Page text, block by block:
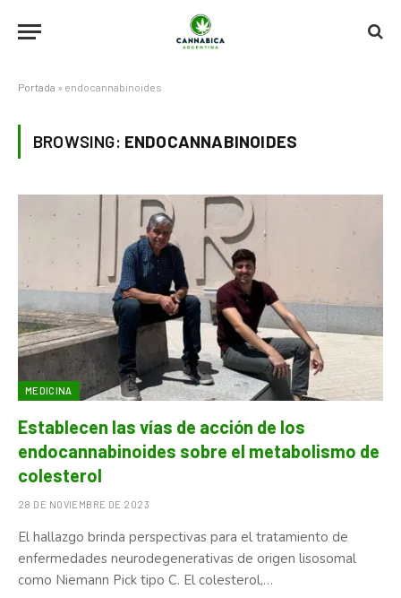
Portada » endocannabinoides
BROWSING: ENDOCANNABINOIDES
MEDICINA
Establecen las vías de acción de los
endocannabinoides sobre el metabolismo de
colesterol
28 DE NOVIEMBRE DE 2023
El hallazgo brinda perspectivas para el tratamiento de
enfermedades neurodegenerativas de origen lisosomal
como Niemann Pick tipo C. El colesterol,…